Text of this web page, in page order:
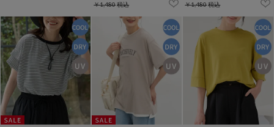
￥1,480税込
￥1,480税込